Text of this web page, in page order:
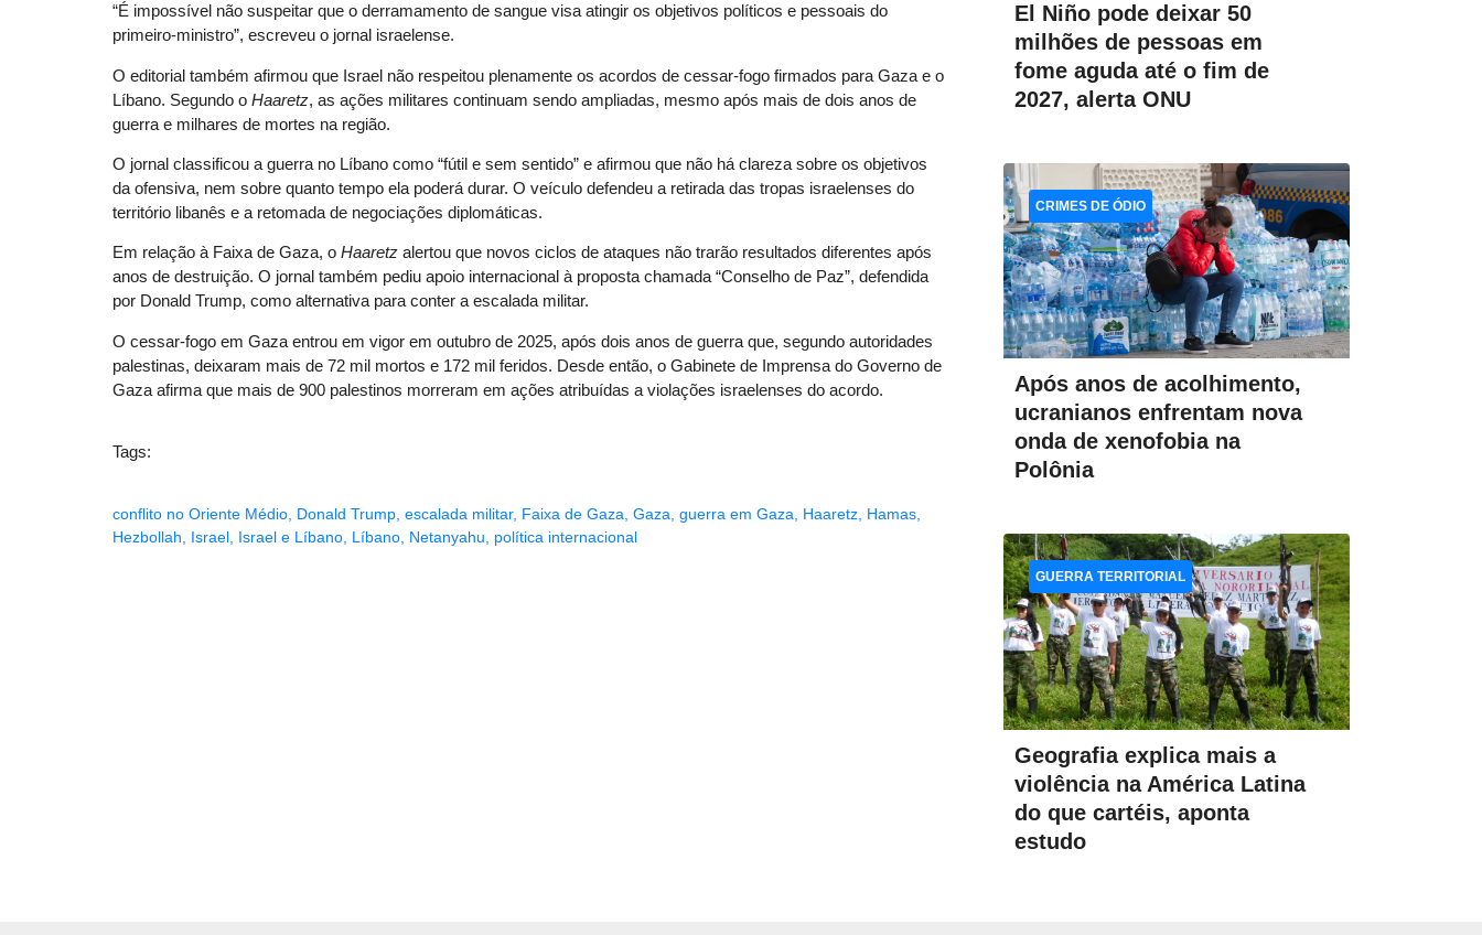
“É impossível não suspeitar que o derramamento de sangue visa atingir os objetivos políticos e pessoais do
primeiro-ministro”, escreveu o jornal israelense.
O editorial também afirmou que Israel não respeitou plenamente os acordos de cessar-fogo firmados para Gaza e o
Líbano. Segundo o Haaretz, as ações militares continuam sendo ampliadas, mesmo após mais de dois anos de
guerra e milhares de mortes na região.
O jornal classificou a guerra no Líbano como “fútil e sem sentido” e afirmou que não há clareza sobre os objetivos
da ofensiva, nem sobre quanto tempo ela poderá durar. O veículo defendeu a retirada das tropas israelenses do
território libanês e a retomada de negociações diplomáticas.
Em relação à Faixa de Gaza, o Haaretz alertou que novos ciclos de ataques não trarão resultados diferentes após
anos de destruição. O jornal também pediu apoio internacional à proposta chamada “Conselho de Paz”, defendida
por Donald Trump, como alternativa para conter a escalada militar.
O cessar-fogo em Gaza entrou em vigor em outubro de 2025, após dois anos de guerra que, segundo autoridades
palestinas, deixaram mais de 72 mil mortos e 172 mil feridos. Desde então, o Gabinete de Imprensa do Governo de
Gaza afirma que mais de 900 palestinos morreram em ações atribuídas a violações israelenses do acordo.
Tags:
conflito no Oriente Médio Donald Trump escalada militar, Faixa de Gaza Gaza guerra em Gaza Haaretz Hamas
Hezbollah
Israel Israel e Líbano Líbano Netanyahu política internacional
El Niño pode deixar 50
milhões de pessoas em
fome aguda até o fim de
2027, alerta ONU
Após anos de acolhimento,
ucranianos enfrentam nova
onda de xenofobia na
Polônia
CRIMES DE ÓDIO
Geografia explica mais a
violência na América Latina
do que cartéis, aponta
estudo
GUERRA TERRITORIAL